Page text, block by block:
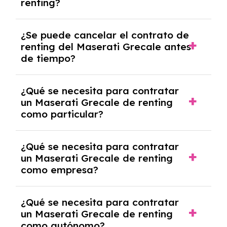
mensuales.
renting?
tendrás que pagar ningún tipo de entrada
salvo en casos que lo exija el proveedor
debido al resultado del estudio de viabilidad
económica.
¿Se puede cancelar el contrato de
renting del Maserati Grecale antes
de tiempo?
pero puede haber penalizaciones por
cancelación anticipada. Es importante revisar
las condiciones del contrato y hablar con un
experto que te asesore.
¿Qué se necesita para contratar
un Maserati Grecale de renting
como particular?
y, en algunos casos, una consulta de solvencia
crediticia y un pago inicial.
¿Qué se necesita para contratar
un Maserati Grecale de renting
como empresa?
documentación financiera y, en algunos
casos, un informe de solvencia de la empresa
¿Qué se necesita para contratar
un Maserati Grecale de renting